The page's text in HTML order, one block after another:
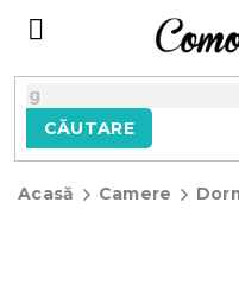
CĂUTARE
Acasă Camere